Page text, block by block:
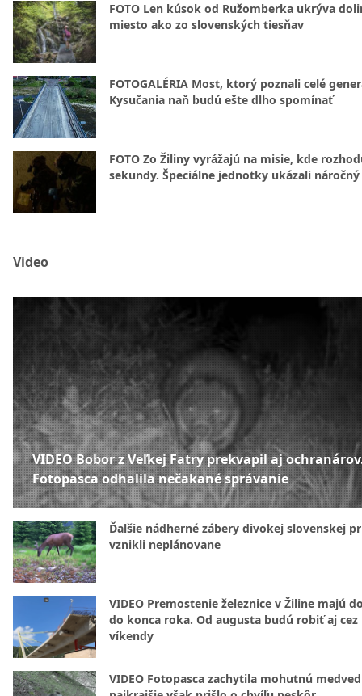
FOTO Len kúsok od Ružomberka ukrýva
miesto ako zo slovenských tiesňav
FOTOGALÉRIA Most, ktorý poznali celé
Kysučania naň budú ešte dlho spomínať
FOTO Zo Žiliny vyrážajú na misie, kde
sekundy. Špeciálne jednotky ukázali
Video
VIDEO Bobor z Veľkej Fatry prekvapil aj
Fotopasca odhalila nečakané správanie
Ďalšie nádherné zábery divokej slovenskej
vznikli neplánovane
VIDEO Premostenie železnice v Žiline majú
do konca roka. Od augusta budú robiť aj cez
víkendy
VIDEO Fotopasca zachytila mohutnú